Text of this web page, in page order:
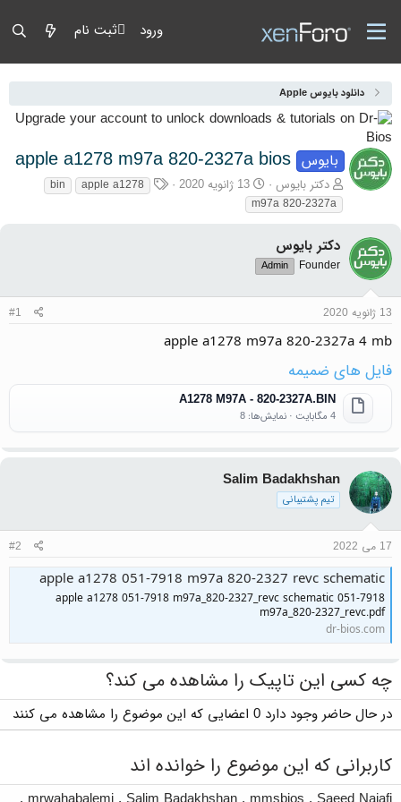
ورود ثبت نام
دانلود بایوس Apple
بایوس apple a1278 m97a 820-2327a bios
آغازگر گفتمان
دکتر بایوس تاریخ شروع
13 ژانویه 2020 برچسب‌ها
apple a1278
bin
m97a 820-2327a
دکتر بایوس
Founder
Admin
13 ژانویه 2020 #1
apple a1278 m97a 820-2327a 4 mb
فایل های ضمیمه
A1278 M97A - 820-2327A.BIN
4 مگابایت · نمایش‌ها: 8
Salim Badakhshan
تیم پشتیبانی
17 می 2022 #2
apple a1278 051-7918 m97a 820-2327 revc schematic
apple a1278 051-7918 m97a_820-2327_revc schematic 051-7918
m97a_820-2327_revc.pdf
dr-bios.com
چه کسی این تاپیک را مشاهده می کند؟
در حال حاضر وجود دارد 0 اعضایی که این موضوع را مشاهده می کنند
کاربرانی که این موضوع را خوانده اند